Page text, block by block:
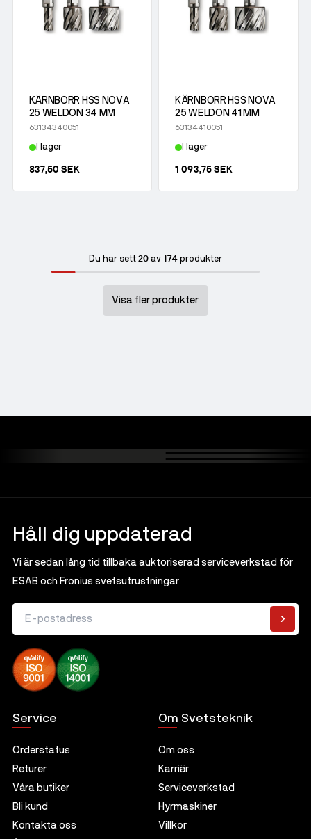
KÄRNBORR HSS NOVA
25 WELDON 34 MM
63134340051
I lager
837,50 SEK
KÄRNBORR HSS NOVA
25 WELDON 41 MM
63134410051
I lager
1 093,75 SEK
Du har sett 20 av 174 produkter
Visa fler produkter
Håll dig uppdaterad
Vi är sedan lång tid tillbaka auktoriserad serviceverkstad för
ESAB och Fronius svetsutrustningar
E-postadress
Service
Orderstatus
Returer
Våra butiker
Bli kund
Kontakta oss
Om Svetsteknik
Om oss
Karriär
Serviceverkstad
Hyrmaskiner
Villkor